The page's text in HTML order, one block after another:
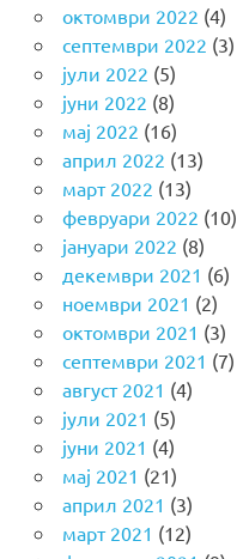
октомври 2022 (4)
септември 2022 (3)
јули 2022 (5)
јуни 2022 (8)
мај 2022 (16)
април 2022 (13)
март 2022 (13)
февруари 2022 (10)
јануари 2022 (8)
декември 2021 (6)
ноември 2021 (2)
октомври 2021 (3)
септември 2021 (7)
август 2021 (4)
јули 2021 (5)
јуни 2021 (4)
мај 2021 (21)
април 2021 (3)
март 2021 (12)